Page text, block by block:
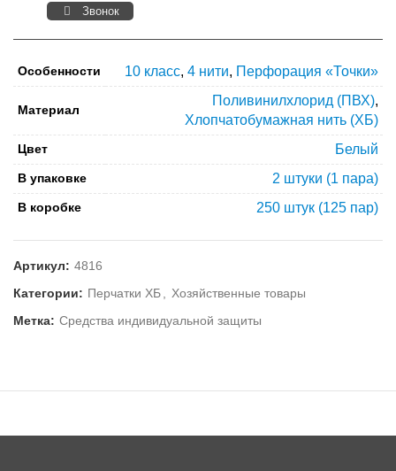
Звонок
Особенности 10 класс, 4 нити, Перфорация «Точки»
Материал
Поливинилхлорид (ПВХ),
Хлопчатобумажная нить (ХБ)
Цвет Белый
В упаковке 2 штуки (1 пара)
В коробке 250 штук (125 пар)
Артикул: 4816
Категории: Перчатки ХБ, Хозяйственные товары
Метка: Средства индивидуальной защиты